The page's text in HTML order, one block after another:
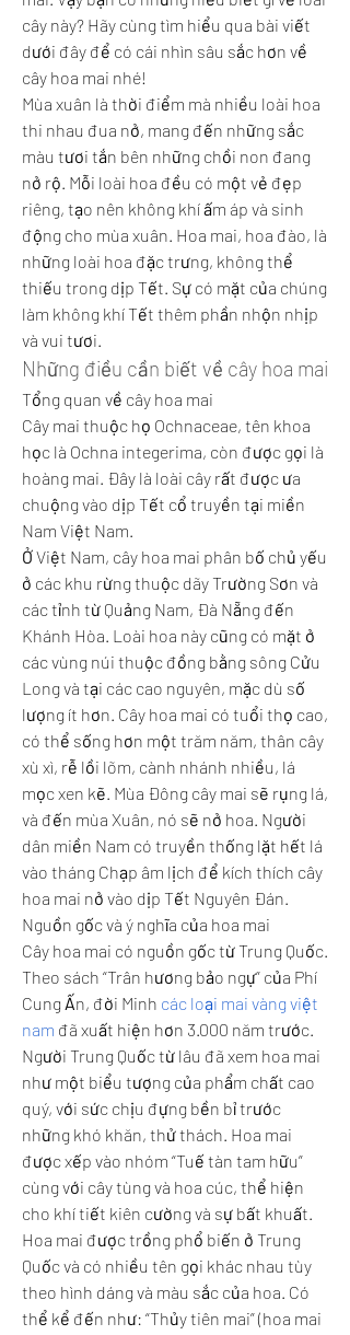
cây này? Hãy cùng tìm hiểu qua bài viết
dưới đây để có cái nhìn sâu sắc hơn về
cây hoa mai nhé!
Mùa xuân là thời điểm mà nhiều loài hoa
thi nhau đua nở, mang đến những sắc
màu tươi tắn bên những chồi non đang
nở rộ. Mỗi loài hoa đều có một vẻ đẹp
riêng, tạo nên không khí ấm áp và sinh
động cho mùa xuân. Hoa mai, hoa đào, là
những loài hoa đặc trưng, không thể
thiếu trong dịp Tết. Sự có mặt của chúng
làm không khí Tết thêm phần nhộn nhịp
và vui tươi.
Những điều cần biết về cây hoa mai
Tổng quan về cây hoa mai
Cây mai thuộc họ Ochnaceae, tên khoa
học là Ochna integerima, còn được gọi là
hoàng mai. Đây là loài cây rất được ưa
chuộng vào dịp Tết cổ truyền tại miền
Nam Việt Nam.
Ở Việt Nam, cây hoa mai phân bố chủ yếu
ở các khu rừng thuộc dãy Trường Sơn và
các tỉnh từ Quảng Nam, Đà Nẵng đến
Khánh Hòa. Loài hoa này cũng có mặt ở
các vùng núi thuộc đồng bằng sông Cửu
Long và tại các cao nguyên, mặc dù số
lượng ít hơn. Cây hoa mai có tuổi thọ cao,
có thể sống hơn một trăm năm, thân cây
xù xì, rễ lồi lõm, cành nhánh nhiều, lá
mọc xen kẽ. Mùa Đông cây mai sẽ rụng lá,
và đến mùa Xuân, nó sẽ nở hoa. Người
dân miền Nam có truyền thống lặt hết lá
vào tháng Chạp âm lịch để kích thích cây
hoa mai nở vào dịp Tết Nguyên Đán.
Nguồn gốc và ý nghĩa của hoa mai
Cây hoa mai có nguồn gốc từ Trung Quốc.
Theo sách “Trân hương bảo ngự” của Phí
Cung Ấn, đời Minh các loại mai vàng việt
nam đã xuất hiện hơn 3.000 năm trước.
Người Trung Quốc từ lâu đã xem hoa mai
như một biểu tượng của phẩm chất cao
quý, với sức chịu đựng bền bỉ trước
những khó khăn, thử thách. Hoa mai
được xếp vào nhóm “Tuế tàn tam hữu”
cùng với cây tùng và hoa cúc, thể hiện
cho khí tiết kiên cường và sự bất khuất.
Hoa mai được trồng phổ biến ở Trung
Quốc và có nhiều tên gọi khác nhau tùy
theo hình dáng và màu sắc của hoa. Có
thể kể đến như: “Thủy tiên mai” (hoa mai